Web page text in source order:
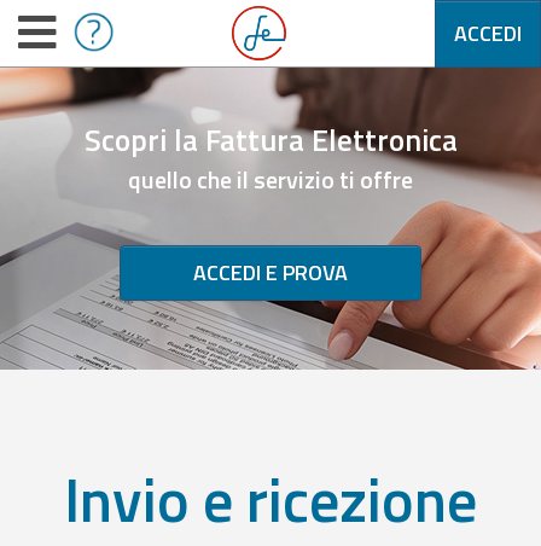
ACCEDI
Scopri la Fattura Elettronica
quello che il servizio ti offre
ACCEDI E PROVA
Invio e ricezione